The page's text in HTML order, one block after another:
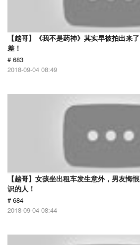
【越哥】《我不是药神》其实早被拍出来
差！
# 683
2018-09-04 08:49
【越哥】女孩坐出租车发生意外，男友悔
识的人！
# 684
2018-09-04 08:44